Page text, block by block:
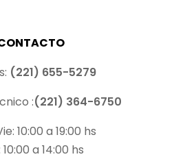
(221) 655-5279
:(221) 364-6750
10:00 a 19:00 hs
a 14:00 hs